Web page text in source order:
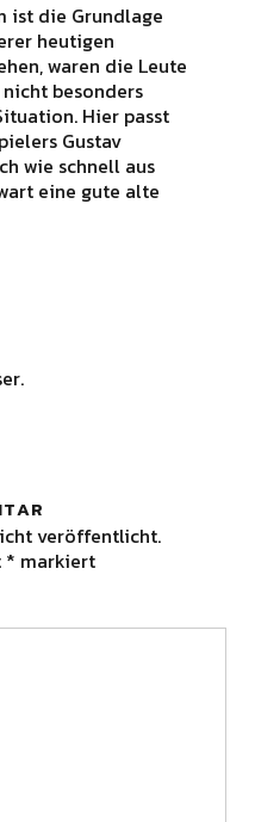
ist die Grundlage
heutigen
waren die Leute
besonders
Hier passt
Gustav
wie schnell aus
eine gute alte
veröffentlicht.
* markiert